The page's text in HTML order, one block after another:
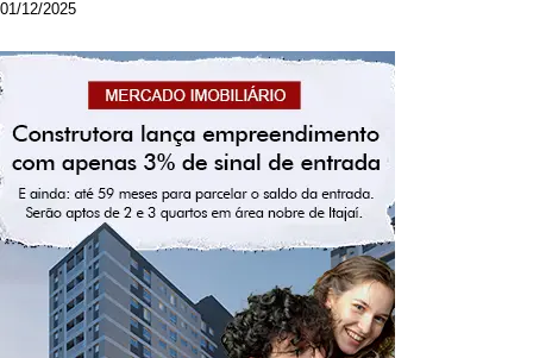
01/12/2025